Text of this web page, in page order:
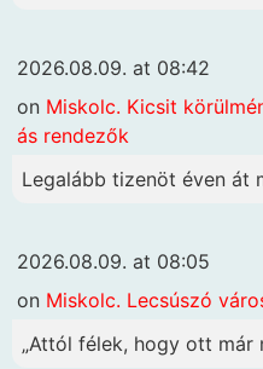
2026.08.09. at 08:42
on Miskolc. Kicsit
ás rendezők
Legalább tizenöt éven át
2026.08.09. at 08:05
on Miskolc. Lecsúszó
„Attól félek, hogy ott már